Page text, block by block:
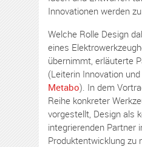
Innovationen werden
Welche Rolle Design
eines
übernimmt, erläuterte
(Leiterin Innovation
Metabo). In dem
Reihe konkreter
vorgestellt, Design als
integrierenden Partner
Produktentwicklung zu